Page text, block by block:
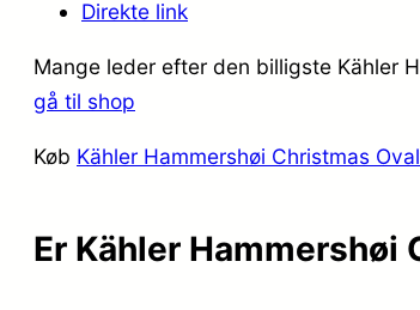
Direkte link
Mange leder efter den billigste Kähler
gå til shop
Køb Kähler Hammershøi Christmas
Er Kähler